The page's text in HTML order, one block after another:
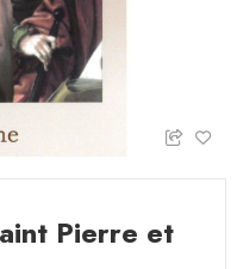
Pierre et